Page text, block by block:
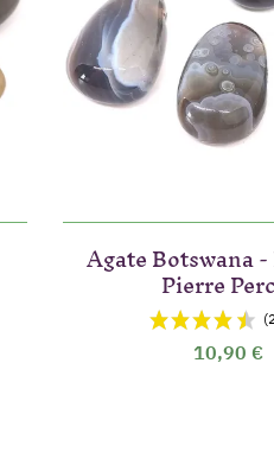
Agate Botswana
Pierre
10,90 €